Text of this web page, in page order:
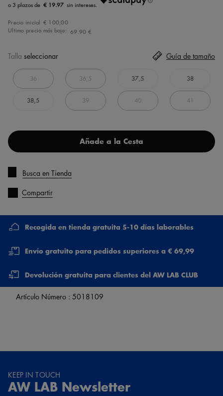
€ 19.97
Precio inicial € 100,00
Ultimo precio más bajo: 69.90 €
Talla seleccionar
36 36,5 37,5 38
38,5 39 40 41
Guía de tamaño
Añade a la Cesta
Busca en Tienda
Compartir
Recogida en tienda gratuita 5-10 días laborables
Envío gratuito para pedidos superiores a € 69,99
Devolución gratuita para clientes del AW LAB CLUB
Artículo Número : 5018109
KEEP IN TOUCH
AW LAB Newsletter